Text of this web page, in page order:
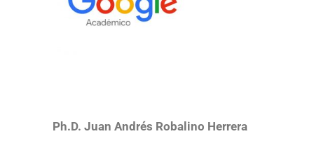
Ph.D. Juan Andrés Robalino Herrera